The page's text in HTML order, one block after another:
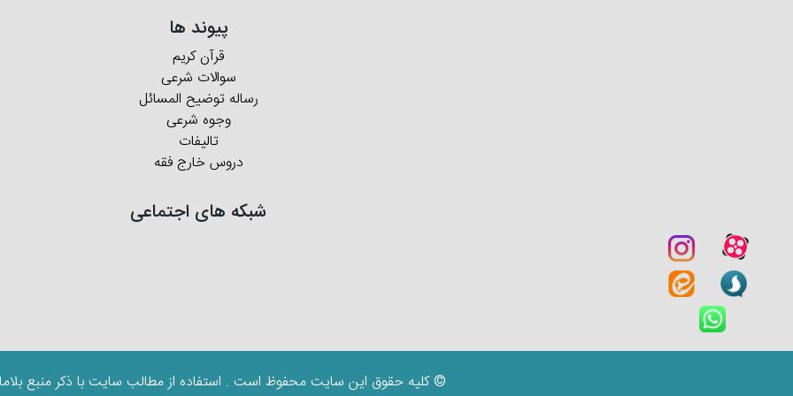
پیوند ها
قرآن کریم
سوالات شرعی
رساله توضیح المسائل
وجوه شرعی
تالیفات
دروس خارج فقه
شبکه های اجتماعی
© کلیه حقوق این سایت محفوظ است . استفاده از مطالب سایت با ذکر منبع